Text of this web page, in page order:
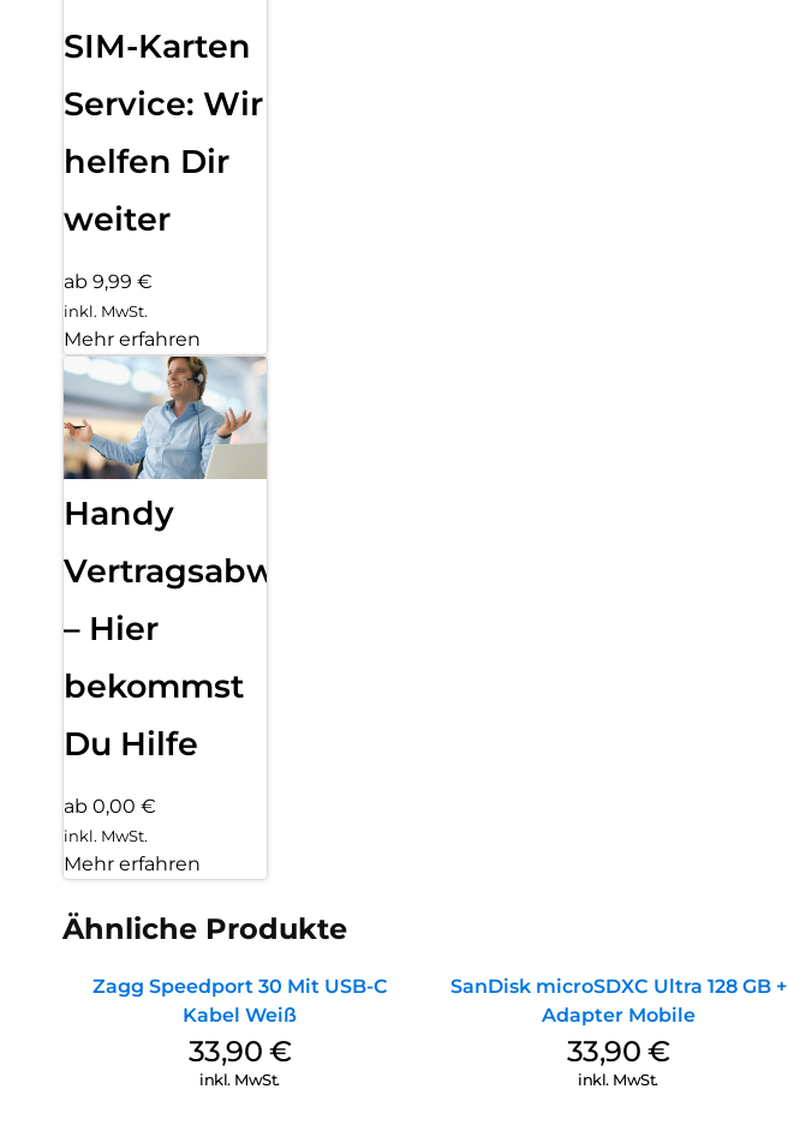
SIM-Karten
Service: Wir
helfen Dir
weiter
ab 9,99 €
inkl. MwSt.
Mehr erfahren
Handy
Vertragsabwicklung
– Hier
bekommst
Du Hilfe
ab 0,00 €
inkl. MwSt.
Mehr erfahren
Ähnliche Produkte
Zagg Speedport 30 Mit USB-C
Kabel Weiß
33,90 €
inkl. MwSt.
SanDisk microSDXC Ultra 128 GB +
Adapter Mobile
33,90 €
inkl. MwSt.